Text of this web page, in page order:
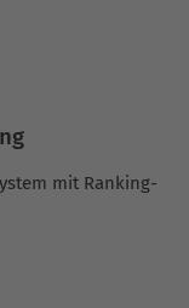
mit Ranking-